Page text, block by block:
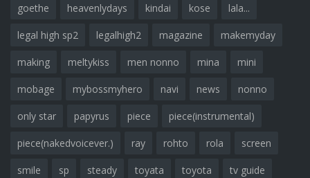
goethe heavenlydays kindai kose lala...
legal high sp2 legalhigh2 magazine makemyday
making meltykiss men nonno mina mini
mobage mybossmyhero navi news nonno
only star papyrus piece piece(instrumental)
piece(nakedvoicever.) ray rohto rola screen
smile sp steady toyata toyota tv guide